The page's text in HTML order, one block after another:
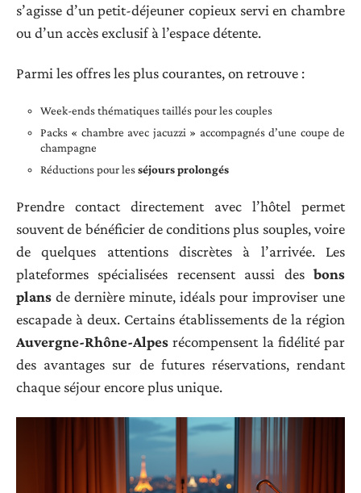
s’agisse d’un petit-déjeuner copieux servi en chambre
ou d’un accès exclusif à l’espace détente.
Parmi les offres les plus courantes, on retrouve :
Week-ends thématiques taillés pour les couples
Packs « chambre avec jacuzzi » accompagnés d’une coupe de
champagne
Réductions pour lesséjours prolongés
Prendre contact directement avec l’hôtel permet
souvent de bénéficier de conditions plus souples, voire
de quelques attentions discrètes à l’arrivée. Les
plateformes spécialisées recensent aussi des bons
plans de dernière minute, idéals pour improviser une
escapade à deux. Certains établissements de la région
Auvergne-Rhône-Alpes récompensent la fidélité par
des avantages sur de futures réservations, rendant
chaque séjour encore plus unique.